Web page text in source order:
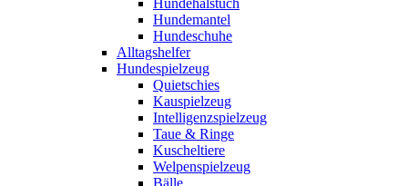
Hundehalstuch
Hundemantel
Hundeschuhe
Alltagshelfer
Hundespielzeug
Quietschies
Kauspielzeug
Intelligenzspielzeug
Taue & Ringe
Kuscheltiere
Welpenspielzeug
Bälle